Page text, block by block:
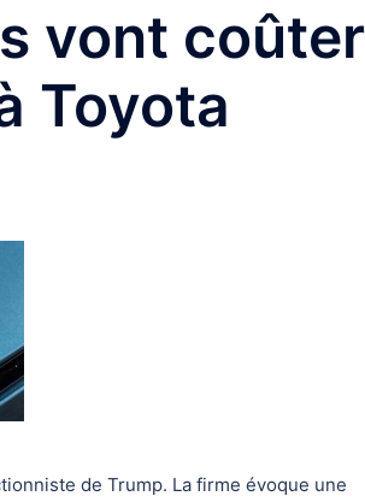
vont coûter
Toyota
de Trump. La firme évoque une